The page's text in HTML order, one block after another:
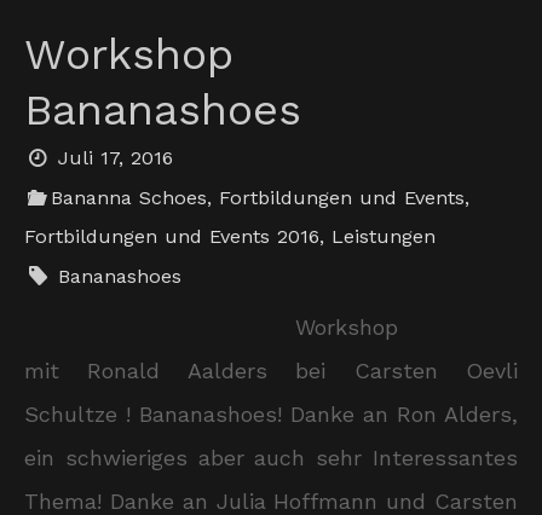
Workshop
Bananashoes
Juli 17, 2016
Bananna Schoes, Fortbildungen und Events,
Fortbildungen und Events 2016, Leistungen
Bananashoes
Workshop
mit Ronald Aalders bei Carsten Oevli
Schultze ! Bananashoes! Danke an Ron Alders,
ein schwieriges aber auch sehr Interessantes
Thema! Danke an Julia Hoffmann und Carsten